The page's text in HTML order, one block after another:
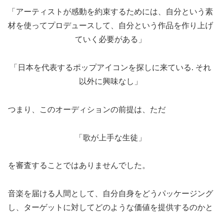
「アーティストが感動を約束するためには、自分という素
材を使ってプロデュースして、自分という作品を作り上げ
ていく必要がある」
「日本を代表するポップアイコンを探しに来ている. それ
以外に興味なし」
つまり、このオーディションの前提は、ただ
「歌が上手な生徒」
を審査することではありませんでした。
音楽を届ける人間として、自分自身をどうパッケージング
し、ターゲットに対してどのような価値を提供するのかと